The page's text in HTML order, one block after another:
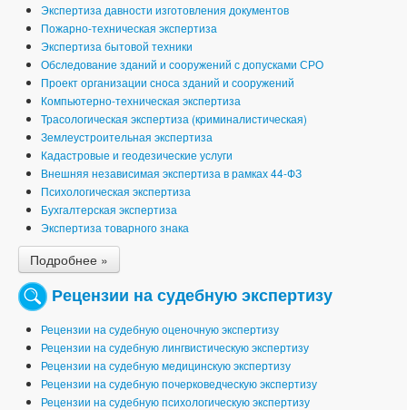
Экспертиза давности изготовления документов
Пожарно-техническая экспертиза
Экспертиза бытовой техники
Обследование зданий и сооружений с допусками СРО
Проект организации сноса зданий и сооружений
Компьютерно-техническая экспертиза
Трасологическая экспертиза (криминалистическая)
Землеустроительная экспертиза
Кадастровые и геодезические услуги
Внешняя независимая экспертиза в рамках 44-ФЗ
Психологическая экспертиза
Бухгалтерская экспертиза
Экспертиза товарного знака
Подробнее »
Рецензии на судебную экспертизу
Рецензии на судебную оценочную экспертизу
Рецензии на судебную лингвистическую экспертизу
Рецензии на судебную медицинскую экспертизу
Рецензии на судебную почерковедческую экспертизу
Рецензии на судебную психологическую экспертизу